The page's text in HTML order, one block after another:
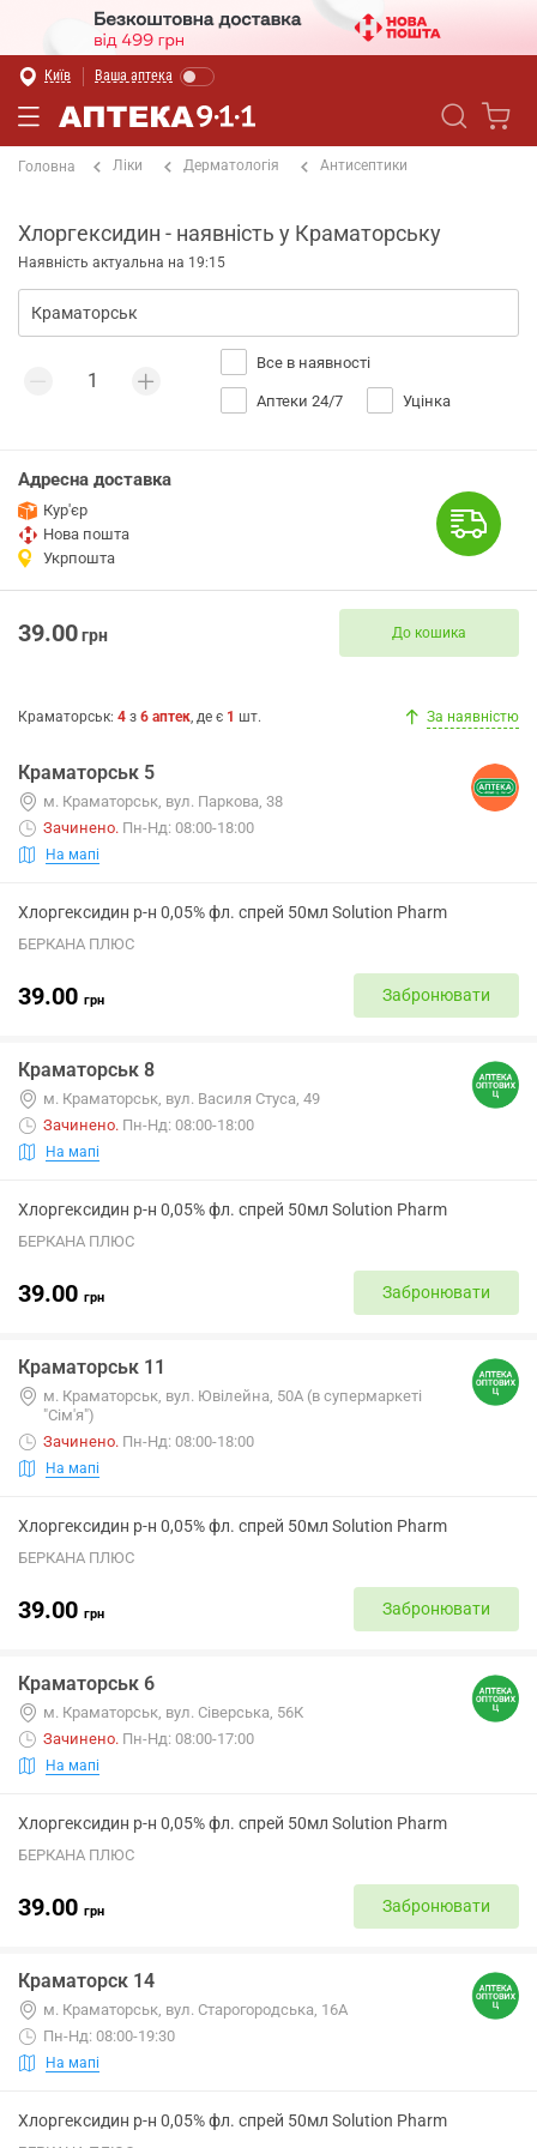
Київ Ваша аптека
Головна Ліки Дерматологія Антисептики
Хлоргексидин - наявність у Краматорську
Наявність актуальна на 19:15
Все в наявності
Аптеки 24/7 Уцінка
Адресна доставка
Кур'єр
Нова пошта
Укрпошта
39.00грн До кошика
Краматорськ: 4 з 6 аптек, де є 1 шт. За наявністю
Краматорськ 5
м. Краматорськ, вул. Паркова, 38
Зачинено. Пн-Нд: 08:00-18:00
На мапі
Хлоргексидин р-н 0,05% фл. спрей 50мл Solution Pharm
БЕРКАНА ПЛЮС
39.00 грн Забронювати
Краматорськ 8
м. Краматорськ, вул. Василя Стуса, 49
Зачинено. Пн-Нд: 08:00-18:00
На мапі
Хлоргексидин р-н 0,05% фл. спрей 50мл Solution Pharm
БЕРКАНА ПЛЮС
39.00 грн Забронювати
Краматорськ 11
м. Краматорськ, вул. Ювілейна, 50А (в супермаркеті
"Сім'я")
Зачинено. Пн-Нд: 08:00-18:00
На мапі
Хлоргексидин р-н 0,05% фл. спрей 50мл Solution Pharm
БЕРКАНА ПЛЮС
39.00 грн Забронювати
Краматорськ 6
м. Краматорськ, вул. Сіверська, 56К
Зачинено. Пн-Нд: 08:00-17:00
На мапі
Хлоргексидин р-н 0,05% фл. спрей 50мл Solution Pharm
БЕРКАНА ПЛЮС
39.00 грн Забронювати
Краматорск 14
м. Краматорськ, вул. Старогородська, 16А
Пн-Нд: 08:00-19:30
На мапі
Хлоргексидин р-н 0,05% фл. спрей 50мл Solution Pharm